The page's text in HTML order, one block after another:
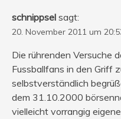
schnippsel sagt:
20. November 2011 um
Die rührenden Versuche
Fussballfans in den Griff
selbstverständlich
dem 31.10.2000
vielleicht vorrangig